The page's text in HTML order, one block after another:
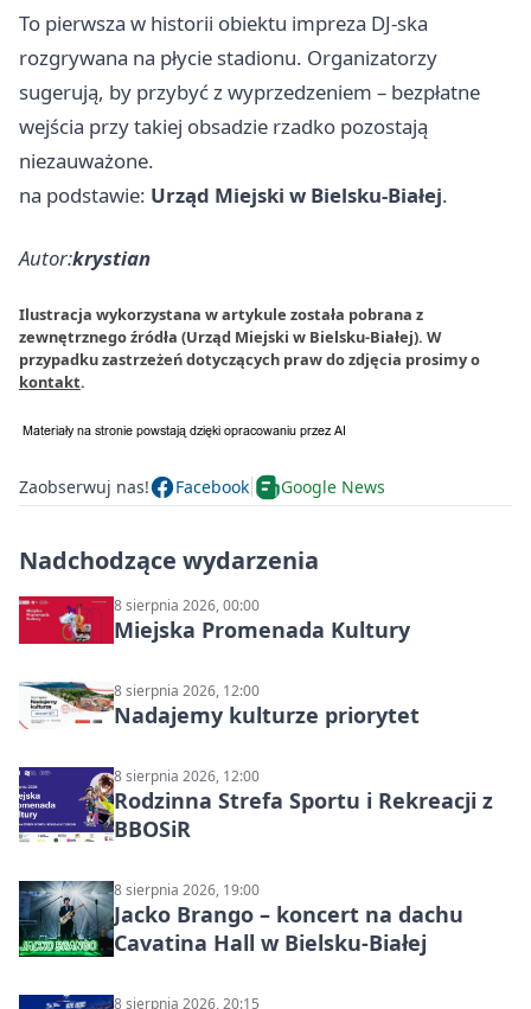
To pierwsza w historii obiektu impreza DJ‑ska
rozgrywana na płycie stadionu. Organizatorzy
sugerują, by przybyć z wyprzedzeniem – bezpłatne
wejścia przy takiej obsadzie rzadko pozostają
niezauważone.
na podstawie: Urząd Miejski w Bielsku-Białej.
Autor:krystian
Ilustracja wykorzystana w artykule została pobrana z
zewnętrznego źródła (Urząd Miejski w Bielsku-Białej). W
przypadku zastrzeżeń dotyczących praw do zdjęcia prosimy o
kontakt.
Zaobserwuj nas! Facebook Google News
Nadchodzące wydarzenia
8 sierpnia 2026, 00:00
Miejska Promenada Kultury
8 sierpnia 2026, 12:00
Nadajemy kulturze priorytet
8 sierpnia 2026, 12:00
Rodzinna Strefa Sportu i Rekreacji z
BBOSiR
8 sierpnia 2026, 19:00
Jacko Brango – koncert na dachu
Cavatina Hall w Bielsku-Białej
8 sierpnia 2026, 20:15